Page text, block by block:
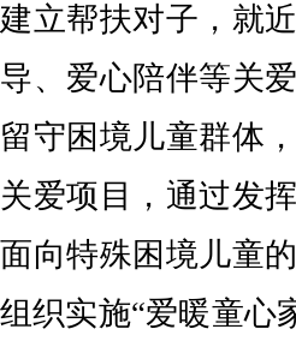
建立帮扶对子，就
导、爱心陪伴等关
留守困境儿童群体
关爱项目，通过发
面向特殊困境儿童
组织实施“爱暖童心